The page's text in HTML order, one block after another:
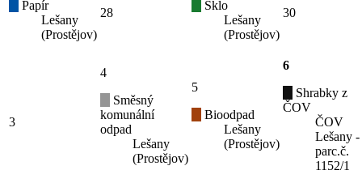
Papír
Lešany
(Prostějov)
28
Sklo
Lešany
(Prostějov)
30
3
4
Směsný
komunální
odpad
Lešany
(Prostějov)
5
Bioodpad
Lešany
(Prostějov)
6
Shrabky z
ČOV
ČOV
Lešany -
parc.č.
1152/1